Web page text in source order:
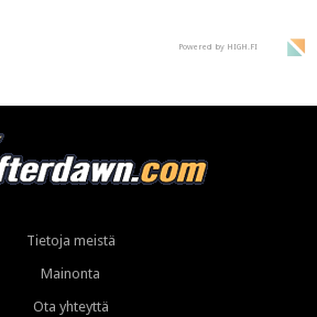
Powered by HIGH.FI
Tietoja meistä
Mainonta
Ota yhteyttä